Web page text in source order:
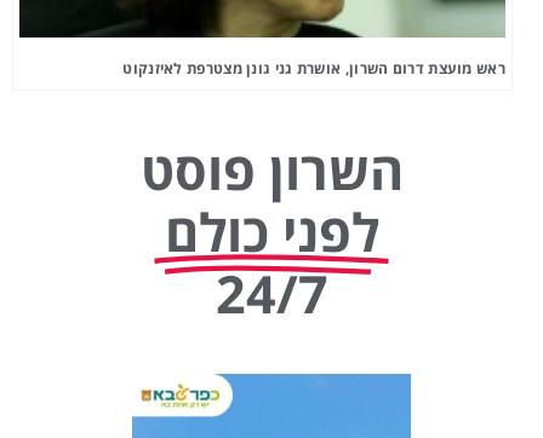
ראש מועצת דרום השרון, אושרת גני גונן מצטרפת לאיזנקוט
השרון פוסט
לפני כולם
24/7